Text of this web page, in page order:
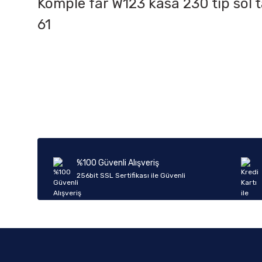
Komple far W123 kasa 230 tip sol
61
Ürün fiyatı diğer sitelerden daha pahalı.
Bu ürüne benzer farklı alternatifler olmalı.
%100 Güvenli Alışveriş
256bit SSL Sertifikası ile Güvenli